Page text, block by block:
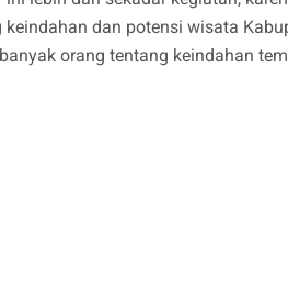
dan potensi wisata
orang tentang keindahan